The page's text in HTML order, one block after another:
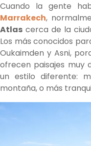
Cuando la gente
Marrakech,
Atlas cerca de la
Los más conocidos
Oukaimden y Asni,
ofrecen paisajes muy
un estilo diferente:
montaña, o más